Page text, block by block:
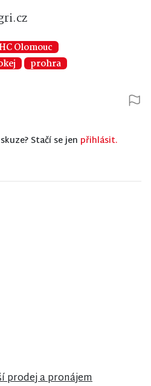
Olomouc
prohra
Stačí se jen přihlásit.
prodej a pronájem